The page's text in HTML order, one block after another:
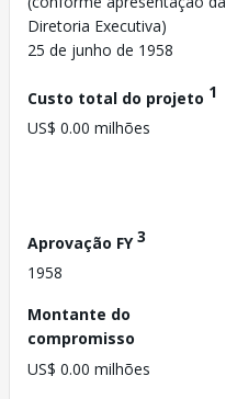
Diretoria Executiva)
25 de junho de 1958
Custo total do projeto 1
US$ 0.00 milhões
Aprovação FY3
1958
Montante do
compromisso
US$ 0.00 milhões